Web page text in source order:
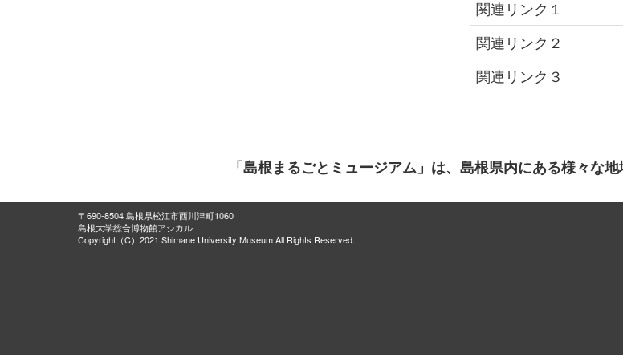
関連リンク１
関連リンク２
関連リンク３
「島根まるごとミュージアム」は、島根県内にある様々な
〒690-8504 島根県松江市西川津町1060
島根大学総合博物館アシカル
Copyright（C）2021 Shimane University Museum All Rights Reserved.